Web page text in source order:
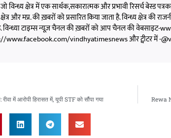
विन्ध्य क्षेत्र में एक सार्थक,सकारात्मक और प्रभावी रिसर्च बेस्ड
और मप्र. की ख़बरों को प्रसारित किया जाता है. विन्ध्य क्षेत्र की
विन्ध्या टाइम्स न्यूज़ चैनल की ख़बरों को आप चैनल की वेबसाइट-
vindhyatimesnews और ट्वीटर में -
में आरोपी हिरासत में, यूपी STF को सौंपा गया Rewa